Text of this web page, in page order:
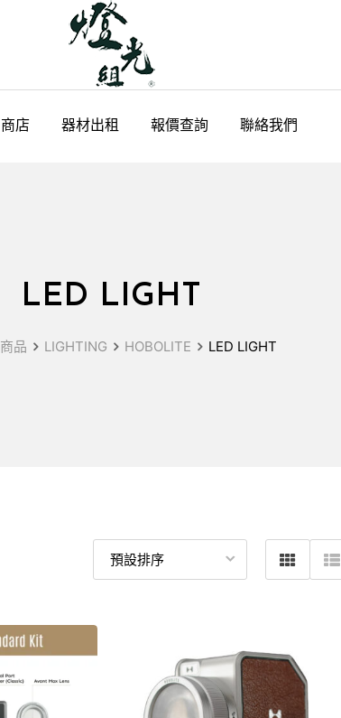
商店 器材出租 報價查詢 聯絡我們
LED LIGHT
商品 LIGHTING HOBOLITE LED LIGHT